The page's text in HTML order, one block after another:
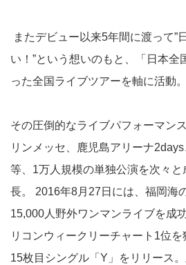
またデビュー以来5年間に渡って”
い！”という想いのもと、「日本全
った全国ライブツアーを軸に活動。
その圧倒的なライブパフォーマン
リンメッセ、鹿児島アリーナ
等、1万人規模の単独公演を次々
長。 2016年8月27日には、福岡海
15,000人野外ワンマンライブを成
リコンウィークリーチャート1位
15枚目シングル「Y」をリリース